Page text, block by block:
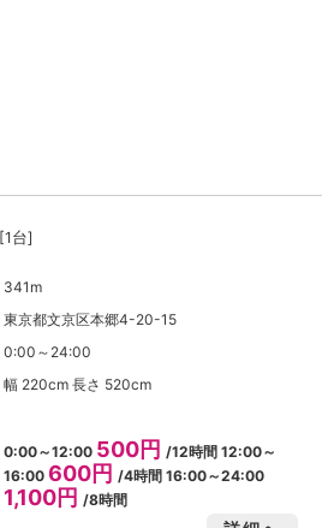
[1台]
341m
東京都文京区本郷4-20-15
0:00～24:00
幅 220cm 長さ 520cm
0:00～12:00 500円 /12時間 12:00～
16:00600円 /4時間 16:00～24:00
1,100円 /8時間